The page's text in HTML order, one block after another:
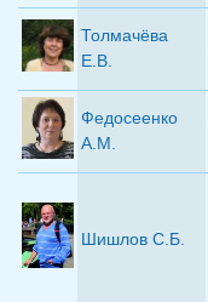
Толмачёва
Е.В.
Федосеенко
А.М.
Шишлов С.Б.